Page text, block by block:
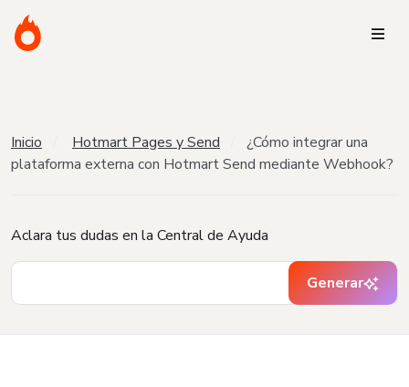
Inicio Hotmart Pages y Send
¿Cómo integrar una
plataforma externa con Hotmart Send mediante Webhook?
Aclara tus dudas en la Central de Ayuda
Generar